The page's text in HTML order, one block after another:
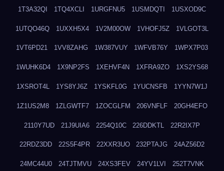
1T3A32QI 1TQ4XCLI 1URGFNU5 1USMDQTI 1USXOD9C
1UTQO46Q 1UXXH5X4 1V2M00OW 1VHOFJ5Z 1VLGOT3L
1VT6PD21 1VV8ZAHG 1W387VUY 1WFVB76Y 1WPX7P03
1WUHK6D4 1X9NP2FS 1XEHVF4N 1XFRA9ZO 1XS2YS68
1XSROT4L 1YS8YJ6Z 1YSKFL0G 1YUCNSFB 1YYN7W1J
1Z1US2M8 1ZLGWTF7 1ZOCGLFM 206VNFLF 20GH4EFO
2110Y7UD 21J9UIA6 2254Q10C 226DDKTL 22R2IX7P
22RDZ3DD 22S5F4PR 22XXR3UO 232PTAJG 24AZ56D2
24MC44U0 24TJTMVU 24XS3FEV 24YV1LVI 252T7VNK